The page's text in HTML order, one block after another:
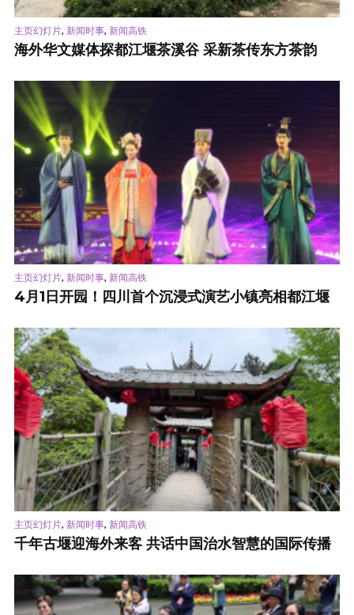
主页幻灯片, 新闻时事, 新闻高铁
海外华文媒体探都江堰茶溪谷 采新茶传东方茶韵
主页幻灯片, 新闻时事, 新闻高铁
4月1日开园！四川首个沉浸式演艺小镇亮相都江堰
主页幻灯片, 新闻时事, 新闻高铁
千年古堰迎海外来客 共话中国治水智慧的国际传播